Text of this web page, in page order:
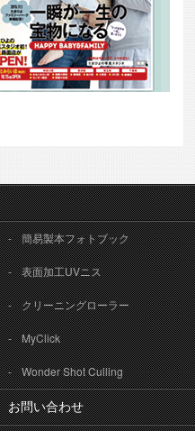
簡易製本フォトブック
表面加工UVニス
クリーニングローラー
MyClick
Wonder Shot Culling
お問い合わせ